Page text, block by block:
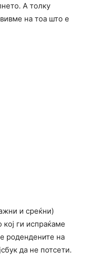
А толку
на тоа што е
и среќни)
кој ги испраќаме
родендените на
да не потсети.